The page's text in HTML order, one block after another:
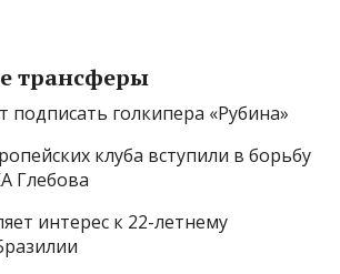
трансферы
подписать голкипера «Рубина»
клуба вступили в борьбу
Глебова
интерес к 22-летнему